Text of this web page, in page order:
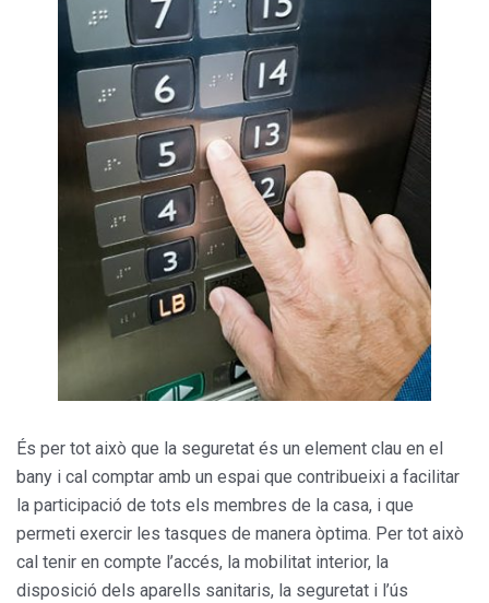
És per tot això que la seguretat és un element clau en el
bany i cal comptar amb un espai que contribueixi a facilitar
la participació de tots els membres de la casa, i que
permeti exercir les tasques de manera òptima. Per tot això
cal tenir en compte l’accés, la mobilitat interior, la
disposició dels aparells sanitaris, la seguretat i l’ús